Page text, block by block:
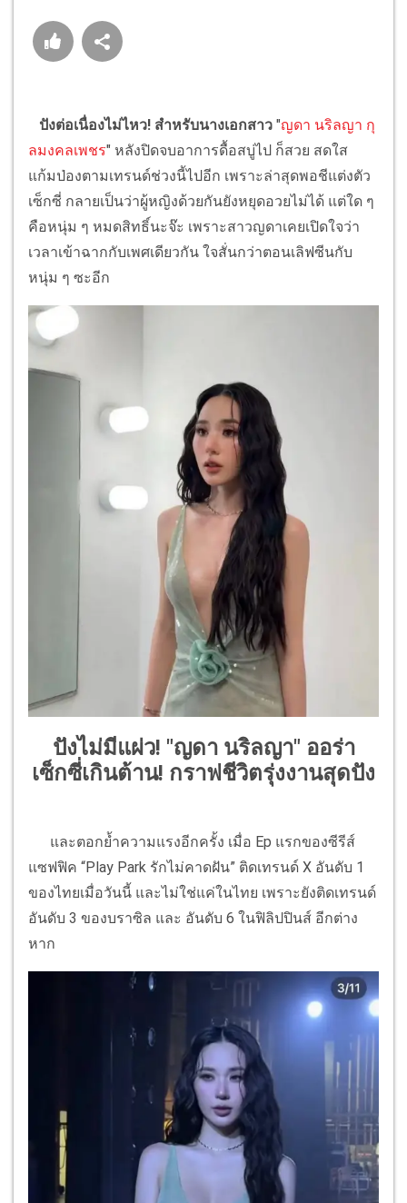
ปังต่อเนื่องไม่ไหว! สำหรับนางเอกสาว "ญดา นริลญา กุ
ลมงคลเพชร" หลังปิดจบอาการดื้อสบู่ไป ก็สวย สดใส
แก้มป่องตามเทรนด์ช่วงนี้ไปอีก เพราะล่าสุดพอชีแต่งตัว
เซ็กซี่ กลายเป็นว่าผู้หญิงด้วยกันยังหยุดอวยไม่ได้ แต่ใด ๆ
คือหนุ่ม ๆ หมดสิทธิ์นะจ๊ะ เพราะสาวญดาเคยเปิดใจว่า
เวลาเข้าฉากกับเพศเดียวกัน ใจสั่นกว่าตอนเลิฟซีนกับ
หนุ่ม ๆ ซะอีก
ปังไม่มีแผ่ว! "ญดา นริลญา" ออร่า
เซ็กซี่เกินต้าน! กราฟชีวิตรุ่งงานสุดปัง
และตอกย้ำความแรงอีกครั้ง เมื่อ Ep แรกของซีรีส์
แซฟฟิค “Play Park รักไม่คาดฝัน” ติดเทรนด์ X อันดับ 1
ของไทยเมื่อวันนี้ และไม่ใช่แค่ในไทย เพราะยังติดเทรนด์
อันดับ 3 ของบราซิล และ อันดับ 6 ในฟิลิปปินส์ อีกต่าง
หาก